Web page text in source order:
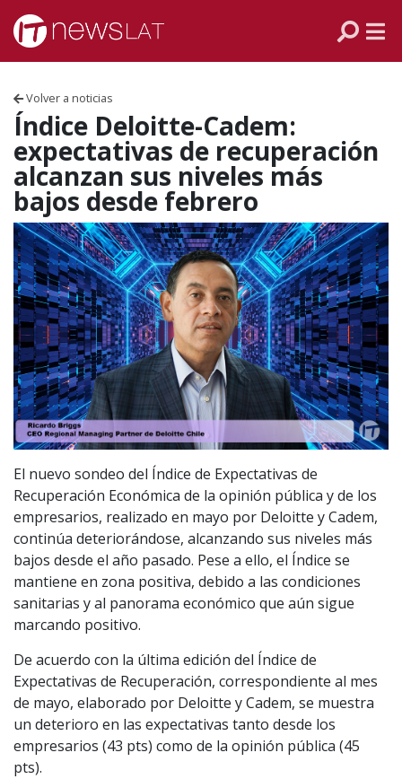
Skip to content
Volver a noticias
Índice Deloitte-Cadem:
expectativas de recuperación
alcanzan sus niveles más
bajos desde febrero
El nuevo sondeo del Índice de Expectativas de
Recuperación Económica de la opinión pública y de los
empresarios, realizado en mayo por Deloitte y Cadem,
continúa deteriorándose, alcanzando sus niveles más
bajos desde el año pasado. Pese a ello, el Índice se
mantiene en zona positiva, debido a las condiciones
sanitarias y al panorama económico que aún sigue
marcando positivo.
De acuerdo con la última edición del Índice de
Expectativas de Recuperación, correspondiente al mes
de mayo, elaborado por Deloitte y Cadem, se muestra
un deterioro en las expectativas tanto desde los
empresarios (43 pts) como de la opinión pública (45
pts).
VENEZUELA
ECUADOR
PERÚ
CHILE
ARGENTINA
MÉXICO